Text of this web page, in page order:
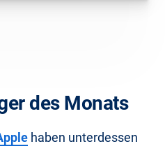
des Monats
haben unterdessen